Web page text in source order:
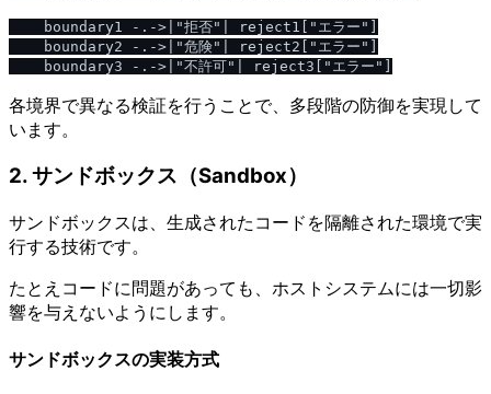
    boundary1 -.->|"拒否"| reject1["エラー"]
    boundary2 -.->|"危険"| reject2["エラー"]
各境界で異なる検証を行うことで、多段階の防御を実現して
います。
2. サンドボックス（Sandbox）
サンドボックスは、生成されたコードを隔離された環境で実
行する技術です。
たとえコードに問題があっても、ホストシステムには一切影
響を与えないようにします。
サンドボックスの実装方式